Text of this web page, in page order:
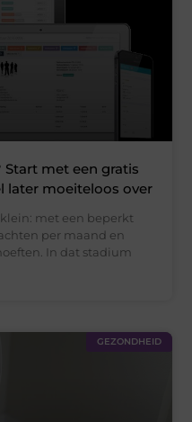
met een gratis
later moeiteloos over
met een beperkt
per maand en
In dat stadium
GEZONDHEID